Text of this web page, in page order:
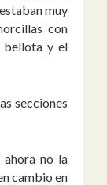
muy
con
bellota y el
secciones
ahora no la
cambio en